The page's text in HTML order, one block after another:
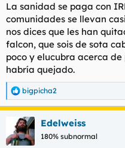
La sanidad se paga con
comunidades se llevan
nos dices que les han
falcon, que sois de sota
poco y elucubra acerca
habría quejado.
R
e
c
i
bigpicha2
Edelweiss
180% subnormal